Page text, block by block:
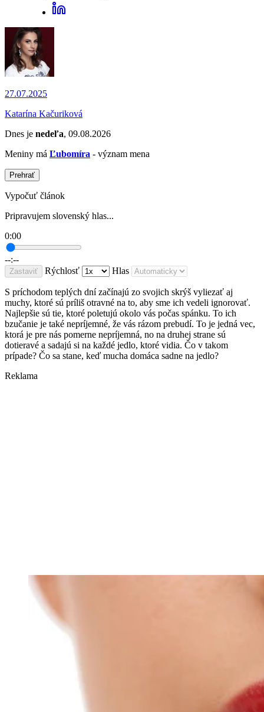
27.07.2025
Katarína Kačuriková
Dnes je nedeľa, 09.08.2026
Meniny má Ľubomíra - význam mena
Prehrať
Vypočuť článok
Pripravujem slovenský hlas...
0:00
--:--
Zastaviť Rýchlosť Hlas
S príchodom teplých dní začínajú zo svojich skrýš vyliezať aj
muchy, ktoré sú príliš otravné na to, aby sme ich vedeli ignorovať.
Najlepšie sú tie, ktoré poletujú okolo vás počas spánku. To ich
bzučanie je také nepríjemné, že vás rázom prebudí. To je jedná vec,
ktorá je pre nás pomerne nepríjemná, no na druhej strane sú
dotieravé a sadajú si na každé jedlo, ktoré vidia. Čo v takom
prípade? Čo sa stane, keď mucha domáca sadne na jedlo?
Reklama